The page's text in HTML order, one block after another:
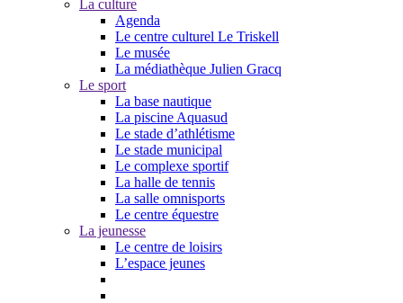
La culture
Agenda
Le centre culturel Le Triskell
Le musée
La médiathèque Julien Gracq
Le sport
La base nautique
La piscine Aquasud
Le stade d’athlétisme
Le stade municipal
Le complexe sportif
La halle de tennis
La salle omnisports
Le centre équestre
La jeunesse
Le centre de loisirs
L’espace jeunes